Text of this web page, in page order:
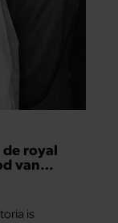
de royal
van
is